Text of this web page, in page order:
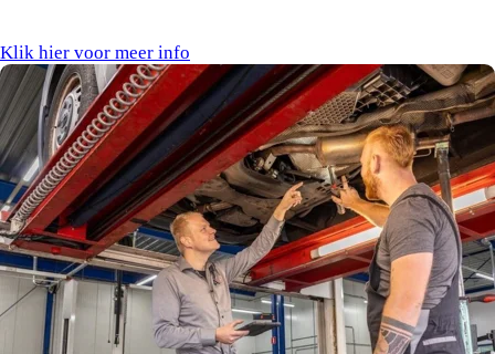
Klik hier voor meer info